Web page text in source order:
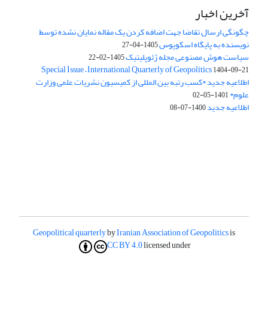
آخرین اخبار
چگونگی ارسال تقاضا جهت اضافه کردن یک مقاله نمایان نشده توسط
نویسنده به پایگاه اسکوپوس1405-04-27
سیاست هوش مصنوعی مجله ژئوپلیتیک1405-02-22
Special Issue – International Quarterly of Geopolitics1404-09-21
اطلاعیه جدید *کسب رتبه بین المللی از کمیسیون نشریات علمی وزارت
علوم*1401-05-02
اطلاعیه جدید1400-07-08
Geopolitical quarterlybyIranian Association of Geopoliticsis
licensed under
CC BY 4.0